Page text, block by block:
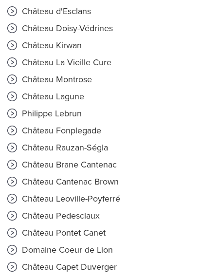
Château d'Esclans
Château Doisy-Védrines
Château Kirwan
Château La Vieille Cure
Château Montrose
Château Lagune
Philippe Lebrun
Château Fonplegade
Château Rauzan-Ségla
Château Brane Cantenac
Château Cantenac Brown
Château Leoville-Poyferré
Château Pedesclaux
Château Pontet Canet
Domaine Coeur de Lion
Château Capet Duverger